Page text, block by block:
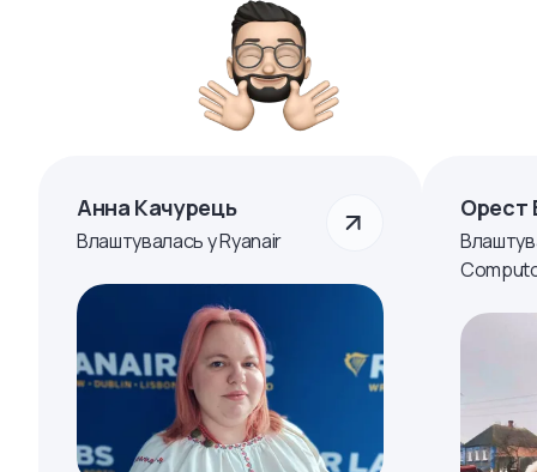
Анна Качурець
Влаштувалась у Ryanair
Орест